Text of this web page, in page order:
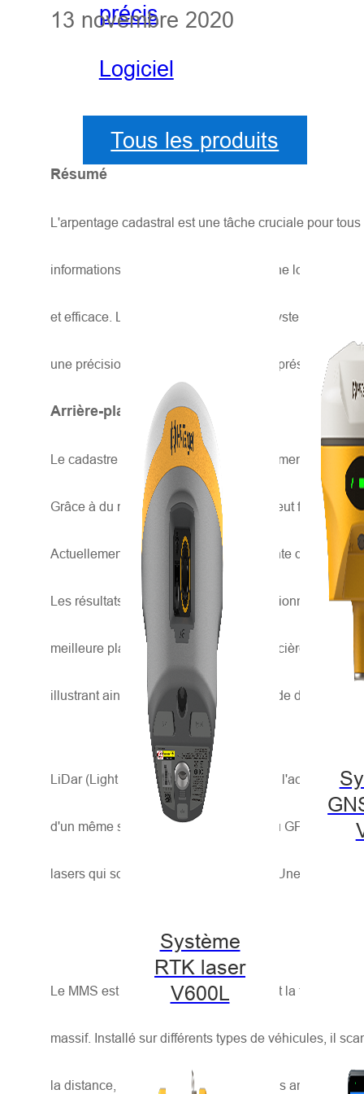
précis
Logiciel
Tous les produits
Système
RTK laser
V600L
13 novembre 2020
Résumé
L'arpentage cadastral est une tâche cruciale pour
informations précieuses, ce qui exige une
et efficace. Le MMS (Mobile Mapping System) est
une précision centimétrique. Cet article présente
Arrière-plan
Le cadastre est la fonction la plus fondamentale de
Grâce à du matériel et des logiciels, il peut fournir
Actuellement, la méthode la plus courante de levé
Les résultats finaux de la méthode traditionnelle sont
meilleure plateforme pour la gestion foncière. Le
illustrant ainsi le meilleur de la collecte de données 3D.
LiDar (Light Detection and Ranging) est l'acronyme
d'un même système. Grâce à l'IMU et au GPS, il
lasers qui sont réfléchis vers l'intérieur. Une fois les
Le MMS est l'une des méthodes utilisant la
massif. Installé sur différents types de véhicules, il
la distance, la localisation et les mesures angulaires